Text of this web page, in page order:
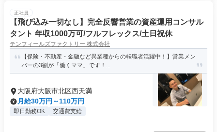
正社員
【飛び込み一切なし】完全反響営業の資産運用コンサル
タント 年収1000万可/フルフレックス/土日祝休
テンフィールズファクトリー 株式会社
【保険・不動産・金融など異業種からの転職者活躍中！】営業メン
バーの3割が「働くママ」です！...
大阪府大阪市北区西天満
月給30万円～110万円
即日勤務OK 交通費支給